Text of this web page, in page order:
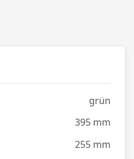
grün
395 mm
255 mm